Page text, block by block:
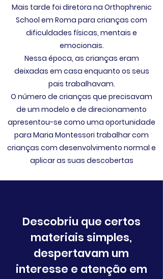
Mais tarde foi diretora na Orthophrenic
School em Roma para crianças com
dificuldades físicas, mentais e
emocionais.
Nessa época, as crianças eram
deixadas em casa enquanto os seus
pais trabalhavam.
O número de crianças que precisavam
de um modelo e de direcionamento
apresentou-se como uma oportunidade
para Maria Montessori trabalhar com
crianças com desenvolvimento normal e
aplicar as suas descobertas
Descobriu que certos
materiais simples,
despertavam um
interesse e atenção em